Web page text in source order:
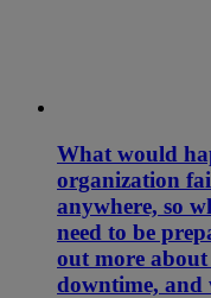
What would
organization
anywhere, so
need to be
out more about
downtime, and